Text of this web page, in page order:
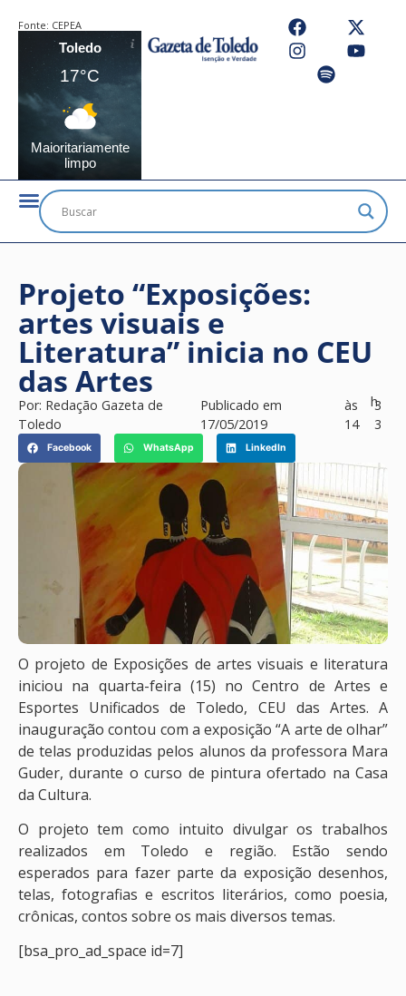
Fonte: CEPEA
Toledo
17°C
Maioritariamente
limpo
Projeto “Exposições:
artes visuais e
Literatura” inicia no CEU
das Artes
Por: Redação Gazeta de
Toledo
Publicado em
17/05/2019
às
14
h3
3
Facebook WhatsApp LinkedIn
O projeto de Exposições de artes visuais e literatura
iniciou na quarta-feira (15) no Centro de Artes e
Esportes Unificados de Toledo, CEU das Artes. A
inauguração contou com a exposição “A arte de olhar”
de telas produzidas pelos alunos da professora Mara
Guder, durante o curso de pintura ofertado na Casa
da Cultura.
O projeto tem como intuito divulgar os trabalhos
realizados em Toledo e região. Estão sendo
esperados para fazer parte da exposição desenhos,
telas, fotografias e escritos literários, como poesia,
crônicas, contos sobre os mais diversos temas.
[bsa_pro_ad_space id=7]